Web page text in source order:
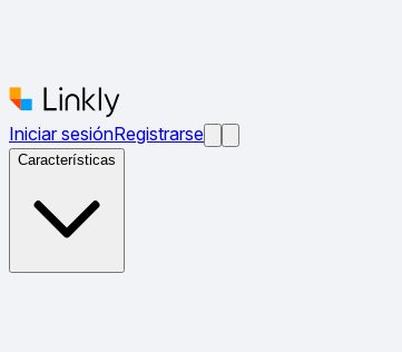
Iniciar sesiónRegistrarse
Características